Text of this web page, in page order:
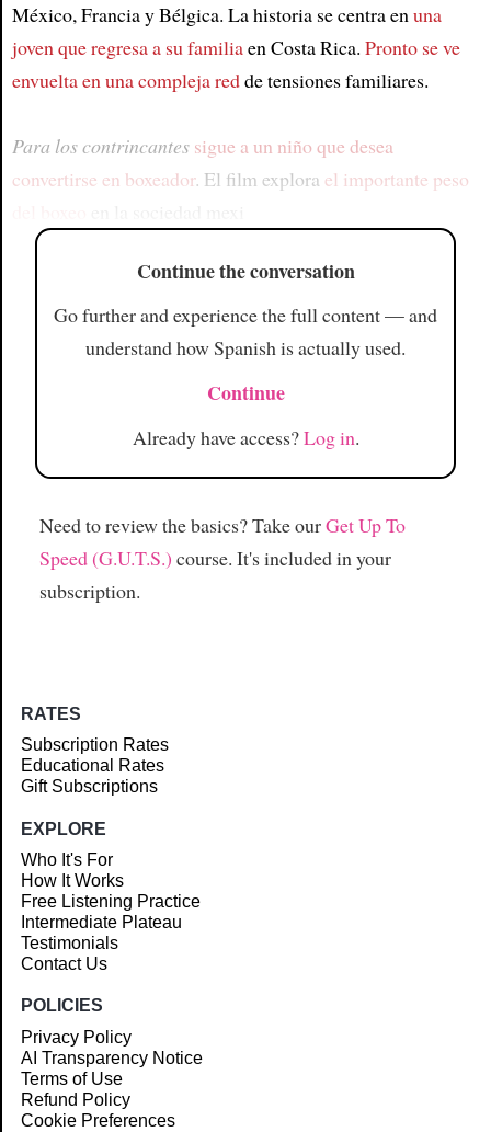
México, Francia y Bélgica. La historia se centra enuna
joven que regresa a su familiaen Costa Rica. Pronto se ve
envuelta en una compleja redde tensiones familiares.
Para los contrincantes sigue a un niño que desea
convertirse en boxeador. El film explora el importante peso
Continue the conversation
Go further and experience the full content — and
understand how Spanish is actually used.
Continue
Already have access?Log in.
Need to review the basics? Take ourGet Up To
Speed (G.U.T.S.) course. It's included in your
subscription.
RATES
Subscription Rates
Educational Rates
Gift Subscriptions
EXPLORE
Who It's For
How It Works
Free Listening Practice
Intermediate Plateau
Testimonials
Contact Us
POLICIES
Privacy Policy
AI Transparency Notice
Terms of Use
Refund Policy
Cookie Preferences